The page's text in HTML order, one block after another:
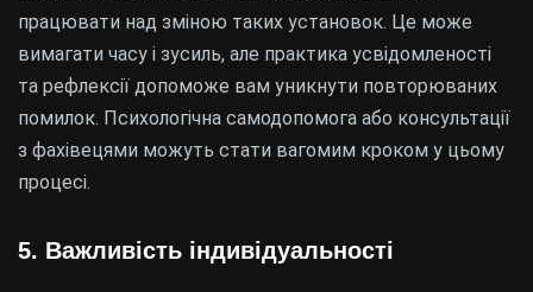
працювати над зміною таких установок. Це може
вимагати часу і зусиль, але практика усвідомленості
та рефлексії допоможе вам уникнути повторюваних
помилок. Психологічна самодопомога або консультації
з фахівецями можуть стати вагомим кроком у цьому
процесі.
5. Важливість індивідуальності